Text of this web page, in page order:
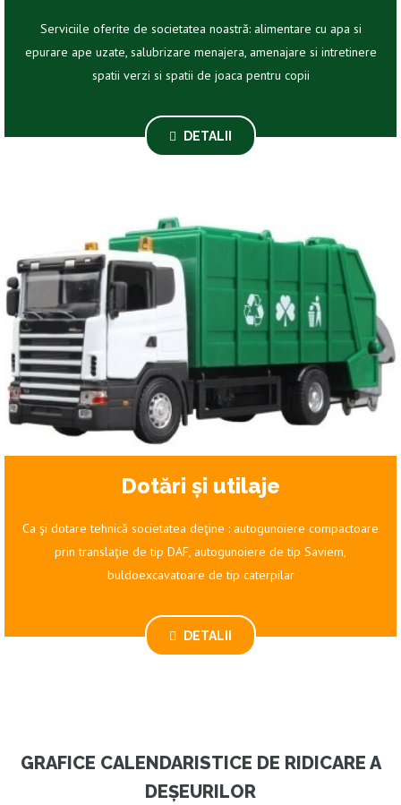
Serviciile oferite de societatea noastră: alimentare cu apa si
epurare ape uzate, salubrizare menajera, amenajare si intretinere
spatii verzi si spatii de joaca pentru copii
DETALII
Dotări și utilaje
Ca şi dotare tehnică societatea deţine : autogunoiere compactoare
prin translaţie de tip DAF, autogunoiere de tip Saviem,
buldoexcavatoare de tip caterpilar
DETALII
GRAFICE CALENDARISTICE DE RIDICARE A
DEȘEURILOR